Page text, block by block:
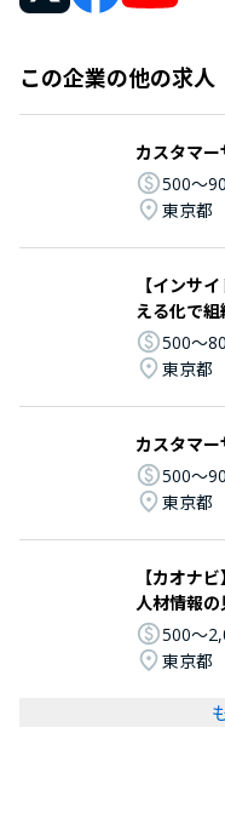
この企業の他の求人
カスタマー
500〜
東京都
【インサ
える化で
500〜
東京都
カスタマー
500〜
東京都
【カオナ
人材情報の
500〜
東京都